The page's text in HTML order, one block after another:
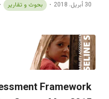
30 أبريل، 2018 بحوث و تقارير
Framework